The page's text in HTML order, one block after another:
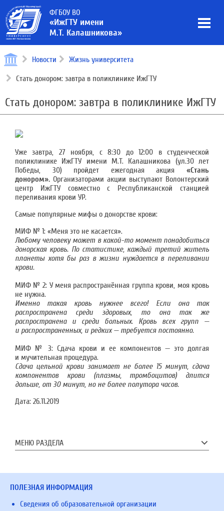
ФГБОУ ВО
«ИжГТУ имени
М.Т. Калашникова»
Новости Жизнь университета
Стать донором: завтра в поликлинике ИжГТУ
Стать донором: завтра в поликлинике ИжГТУ
Уже завтра, 27 ноября, с 8:30 до 12:00 в студенческой
поликлинике ИжГТУ имени М.Т. Калашникова (ул.30 лет
Победы, 30) пройдет ежегодная акция «Стань
донором». Организаторами акции выступают Волонтерский
центр ИжГТУ совместно с Республиканской станцией
переливания крови УР.
Самые популярные мифы о донорстве крови:
МИФ № 1: «Меня это не касается».
Любому человеку может в какой-то момент понадобиться
донорская кровь. По статистике, каждый третий житель
планеты хотя бы раз в жизни нуждается в переливании
крови.
МИФ № 2: У меня распространённая группа крови, моя кровь
не нужна.
Именно такая кровь нужнее всего! Если она так
распространена среди здоровых, то она так же
распространена и среди больных. Кровь всех групп —
и распространенных, и редких — требуется постоянно.
МИФ № 3: Сдача крови и ее компонентов — это долгая
и мучительная процедура.
Сдача цельной крови занимает не более 15 минут, сдача
компонентов крови (плазмы, тромбоцитов) длится
дольше, от 30 минут, но не более полутора часов.
Дата: 26.11.2019
МЕНЮ РАЗДЕЛА
ПОЛЕЗНАЯ ИНФОРМАЦИЯ
Сведения об образовательной организации